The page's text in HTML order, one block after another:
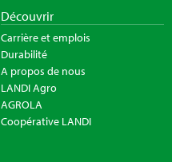
Découvrir
Carrière et emplois
Durabilité
A propos de nous
LANDI Agro
AGROLA
Coopérative LANDI